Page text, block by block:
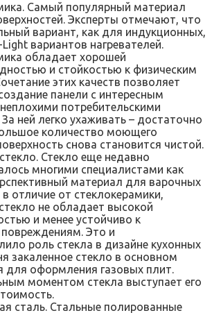
Самый популярный материал
Эксперты отмечают, что
вариант, как для индукционных,
вариантов нагревателей.
обладает хорошей
и стойкостью к физическим
этих качеств позволяет
панели с интересным
потребительскими
ней легко ухаживать – достаточно
количество моющего
снова становится чистой.
Стекло еще недавно
многими специалистами как
материал для варочных
отличие от стеклокерамики,
не обладает высокой
и менее устойчиво к
Это и
роль стекла в дизайне кухонных
закаленное стекло в основном
для оформления газовых плит.
моментом стекла выступает его
сталь. Стальные полированные